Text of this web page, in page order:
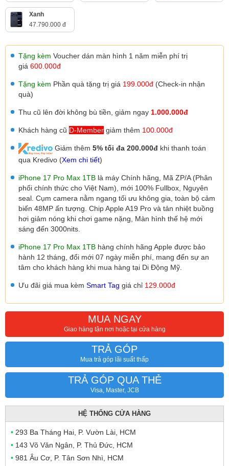
Xanh
47.790.000 đ
Tặng kèm Voucher dán màn hình 1 năm miễn phí trị
giá 600.000đ
Tặng kèm Phần quà tặng trị giá 199.000đ (Check-in nhận
quà)
Thu cũ lên đời không bù tiền, giảm ngay 1.000.000đ
Khách hàng cũ D-Member giảm thêm 100.000đ
Giảm thêm 5% tối đa 200.000đ khi thanh toán
qua Kredivo (Xem chi tiết)
iPhone 17 Pro Max 1TB là máy Chính hãng, Mã ZP/A (Phân
phối chính thức cho Việt Nam), mới 100% Fullbox, Nguyên
seal. Cụm camera nằm ngang tối ưu không gia, toàn bộ cảm
biến 48MP ấn tượng. Chip Apple A19 Pro và tản nhiệt buồng
hơi giảm nóng khi chơi game nặng, Màn hình thế hệ mới
sáng đến 3000nits.
iPhone 17 Pro Max 1TB hàng chính hãng Apple được bảo
hành 12 tháng, đổi mới 07 ngày miễn phí, mang đến sự an
tâm cho khách hàng khi mua hàng tại Di Động Mỹ.
Ưu đãi giá mua kèm Smart Tag giá chỉ 129.000đ
MUA NGAY
Giao hàng tận nơi hoặc tại cửa hàng
TRẢ GÓP
Mua trả góp lãi suất thấp
TRẢ GÓP QUA THẺ
Visa, Master, JCB
HỆ THỐNG CỬA HÀNG
• 293 Ba Tháng Hai, P. Vườn Lài, HCM
• 143 Võ Văn Ngân, P. Thủ Đức, HCM
• 981 Âu Cơ, P. Tân Sơn Nhì, HCM